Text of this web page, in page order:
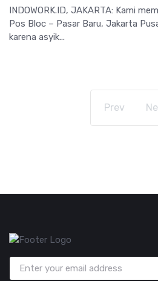
INDOWORK.ID, JAKARTA: Kami
Pos Bloc – Pasar Baru, Jakarta
karena asyik...
Prev